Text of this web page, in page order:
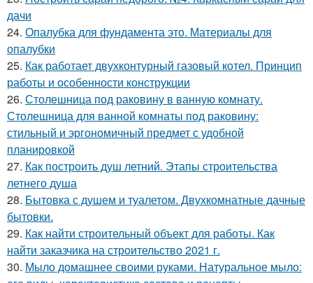
дачи
24. Опалубка для фундамента это. Материалы для
опалубки
25. Как работает двухконтурный газовый котел. Принцип
работы и особенности конструкции
26. Столешница под раковину в ванную комнату.
Столешница для ванной комнаты под раковину:
стильный и эргономичный предмет с удобной
планировкой
27. Как построить душ летний. Этапы строительства
летнего душа
28. Бытовка с душем и туалетом. Двухкомнатные дачные
бытовки.
29. Как найти строительный объект для работы. Как
найти заказчика на строительство 2021 г.
30. Мыло домашнее своими руками. Натуральное мыло: